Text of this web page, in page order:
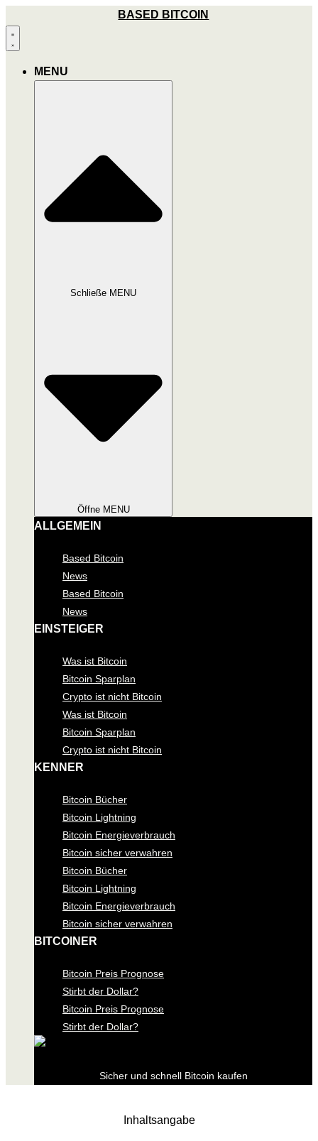
Inhalt
wechseln
BASED BITCOIN
MENU
Schließe MENU
Öffne MENU
ALLGEMEIN
Based Bitcoin
News
Based Bitcoin
News
EINSTEIGER
Was ist Bitcoin
Bitcoin Sparplan
Crypto ist nicht Bitcoin
Was ist Bitcoin
Bitcoin Sparplan
Crypto ist nicht Bitcoin
KENNER
Bitcoin Bücher
Bitcoin Lightning
Bitcoin Energieverbrauch
Bitcoin sicher verwahren
Bitcoin Bücher
Bitcoin Lightning
Bitcoin Energieverbrauch
Bitcoin sicher verwahren
BITCOINER
Bitcoin Preis Prognose
Stirbt der Dollar?
Bitcoin Preis Prognose
Stirbt der Dollar?
Sicher und schnell Bitcoin kaufen
Inhaltsangabe